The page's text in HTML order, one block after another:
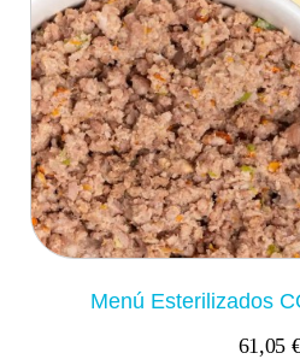
Menú Esterilizados
61,05